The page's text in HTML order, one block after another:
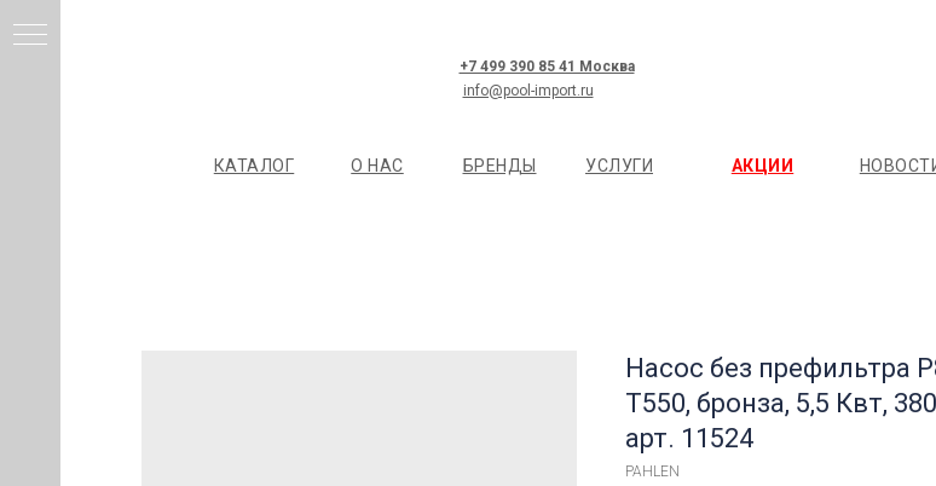
О НАС
КАТАЛОГ АКЦИИ
БРЕНДЫ УСЛУГИ
+7 499 390 85 41 Москва
info@pool-import.ru
Насос без префильтра
T550, бронза, 5,5 Квт,
арт. 11524
PAHLEN